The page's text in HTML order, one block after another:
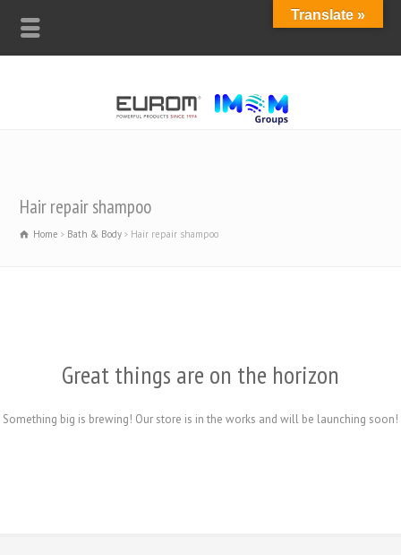
Hair repair shampoo
Home Bath & Body Hair repair shampoo
Great things are on the horizon
Something big is brewing! Our store is in the works and will be launching soon!
Translate »